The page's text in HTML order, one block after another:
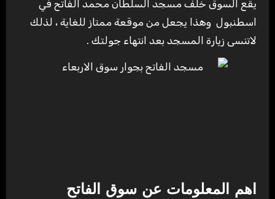
يقع السوق خلف مسجد السلطان محمد الفاتح في
اسطنبول وهذا يجعل من موقعة ممتاز للغاية ، لذلك
لاتنسى زيارة المسجد بعد انتهاء جولتك .
اهم المعلومات عن سوق الفاتح